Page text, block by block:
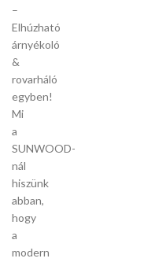
–
Elhúzható
árnyékoló
&
rovarháló
egyben!
Mi
a
SUNWOOD-
nál
hiszünk
abban,
hogy
a
modern